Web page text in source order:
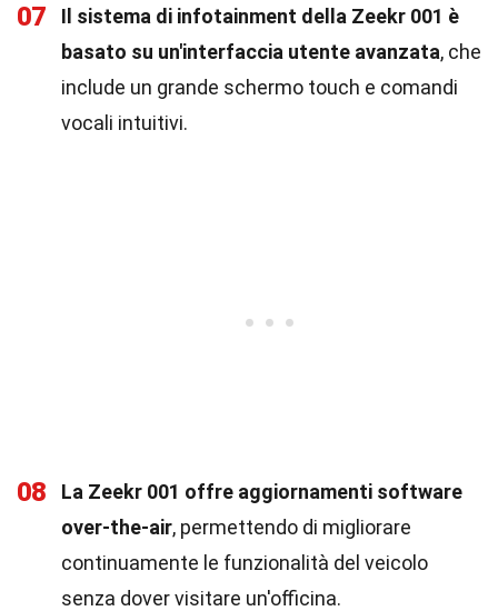
07
Il sistema di infotainment della Zeekr 001 è
basato su un'interfaccia utente avanzata, che
include un grande schermo touch e comandi
vocali intuitivi.
08
La Zeekr 001 offre aggiornamenti software
over-the-air, permettendo di migliorare
continuamente le funzionalità del veicolo
senza dover visitare un'officina.